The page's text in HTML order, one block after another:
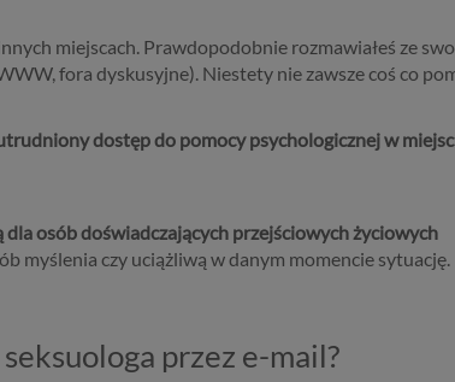
miejscach. Prawdopodobnie rozmawiałeś ze
fora dyskusyjne). Niestety nie zawsze coś co
dostęp do pomocy psychologicznej w
dla osób doświadczających przejściowych życiowych
myślenia czy uciążliwą w danym momencie sytuację.
przez e-mail?